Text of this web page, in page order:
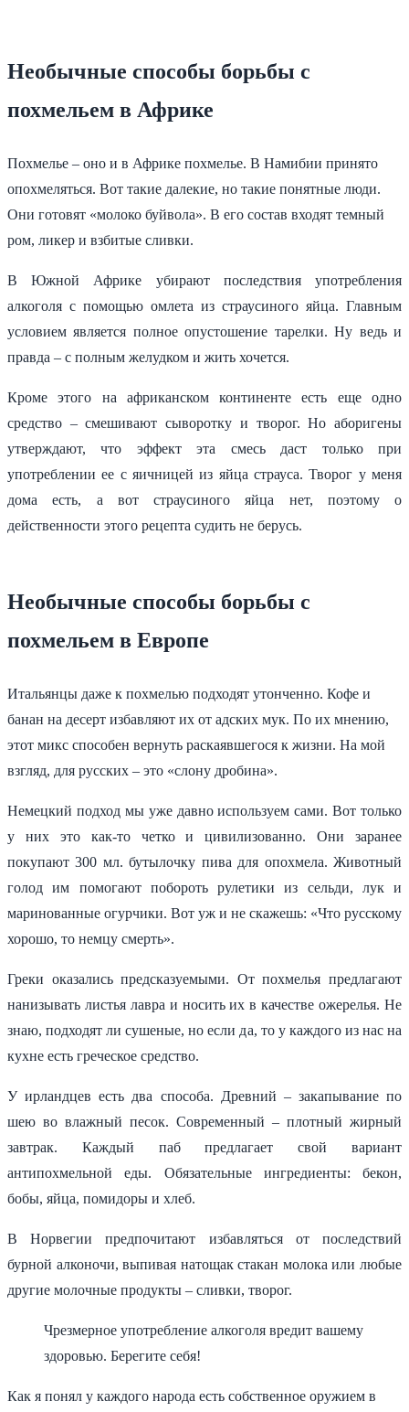
Необычные способы борьбы с
похмельем в Африке
Похмелье – оно и в Африке похмелье. В Намибии принято
опохмеляться. Вот такие далекие, но такие понятные люди.
Они готовят «молоко буйвола». В его состав входят темный
ром, ликер и взбитые сливки.
В Южной Африке убирают последствия употребления
алкоголя с помощью омлета из страусиного яйца. Главным
условием является полное опустошение тарелки. Ну ведь и
правда – с полным желудком и жить хочется.
Кроме этого на африканском континенте есть еще одно
средство – смешивают сыворотку и творог. Но аборигены
утверждают, что эффект эта смесь даст только при
употреблении ее с яичницей из яйца страуса. Творог у меня
дома есть, а вот страусиного яйца нет, поэтому о
действенности этого рецепта судить не берусь.
Необычные способы борьбы с
похмельем в Европе
Итальянцы даже к похмелью подходят утонченно. Кофе и
банан на десерт избавляют их от адских мук. По их мнению,
этот микс способен вернуть раскаявшегося к жизни. На мой
взгляд, для русских – это «слону дробина».
Немецкий подход мы уже давно используем сами. Вот только
у них это как-то четко и цивилизованно. Они заранее
покупают 300 мл. бутылочку пива для опохмела. Животный
голод им помогают побороть рулетики из сельди, лук и
маринованные огурчики. Вот уж и не скажешь: «Что русскому
хорошо, то немцу смерть».
Греки оказались предсказуемыми. От похмелья предлагают
нанизывать листья лавра и носить их в качестве ожерелья. Не
знаю, подходят ли сушеные, но если да, то у каждого из нас на
кухне есть греческое средство.
У ирландцев есть два способа. Древний – закапывание по
шею во влажный песок. Современный – плотный жирный
завтрак. Каждый паб предлагает свой вариант
антипохмельной еды. Обязательные ингредиенты: бекон,
бобы, яйца, помидоры и хлеб.
В Норвегии предпочитают избавляться от последствий
бурной алконочи, выпивая натощак стакан молока или любые
другие молочные продукты – сливки, творог.
Чрезмерное употребление алкоголя вредит вашему
здоровью. Берегите себя!
Как я понял у каждого народа есть собственное оружием в